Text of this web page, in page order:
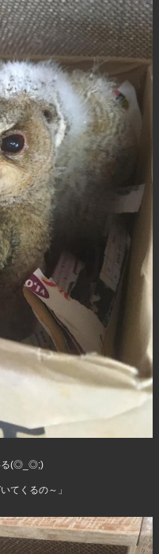
る(◎_◎;)
てくるの～」